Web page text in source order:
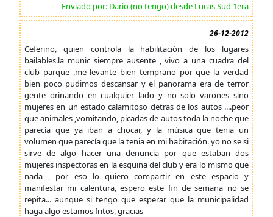
Enviado por: Dario (no tengo) desde Lucas Sud 1era
26-12-2012
Ceferino, quien controla la habilitación de los lugares
bailables.la munic siempre ausente , vivo a una cuadra del
club parque ,me levante bien temprano por que la verdad
bien poco pudimos descansar y el panorama era de terror
gente orinando en cualquier lado y no solo varones sino
mujeres en un estado calamitoso detras de los autos ....peor
que animales ,vomitando, picadas de autos toda la noche que
parecía que ya iban a chocar, y la música que tenia un
volumen que parecía que la tenia en mi habitación. yo no se si
sirve de algo hacer una denuncia por que estaban dos
mujeres inspectoras en la esquina del club y era lo mismo que
nada , por eso lo quiero compartir en este espacio y
manifestar mi calentura, espero este fin de semana no se
repita... aunque si tengo que esperar que la municipalidad
haga algo estamos fritos, gracias